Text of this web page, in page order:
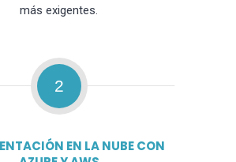
más exigentes.
2
EN LA NUBE CON